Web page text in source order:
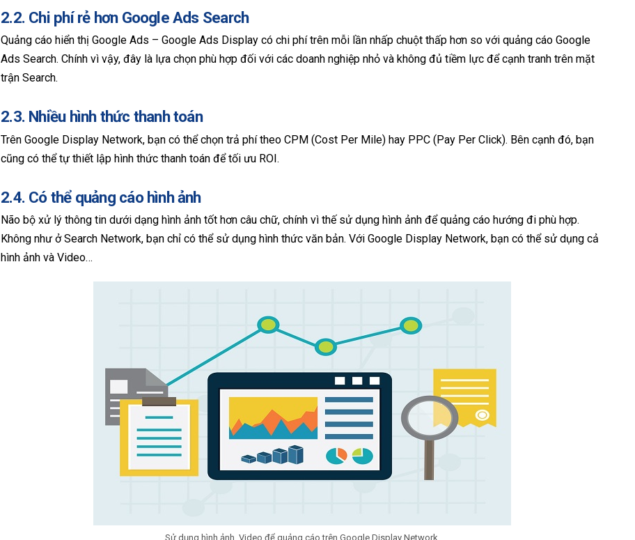
2.2. Chi phí rẻ hơn Google Ads Search
Quảng cáo hiển thị Google Ads – Google Ads Display có chi phí trên mỗi lần nhấp chuột thấp hơn so với quảng cáo Google
Ads Search. Chính vì vậy, đây là lựa chọn phù hợp đối với các doanh nghiệp nhỏ và không đủ tiềm lực để cạnh tranh trên mặt
trận Search.
2.3. Nhiều hình thức thanh toán
Trên Google Display Network, bạn có thể chọn trả phí theo CPM (Cost Per Mile) hay PPC (Pay Per Click). Bên cạnh đó, bạn
cũng có thể tự thiết lập hình thức thanh toán để tối ưu ROI.
2.4. Có thể quảng cáo hình ảnh
Não bộ xử lý thông tin dưới dạng hình ảnh tốt hơn câu chữ, chính vì thế sử dụng hình ảnh để quảng cáo hướng đi phù hợp.
Không như ở Search Network, bạn chỉ có thể sử dụng hình thức văn bản. Với Google Display Network, bạn có thể sử dụng cả
hình ảnh và Video…
Sử dụng hình ảnh, Video để quảng cáo trên Google Display Network.